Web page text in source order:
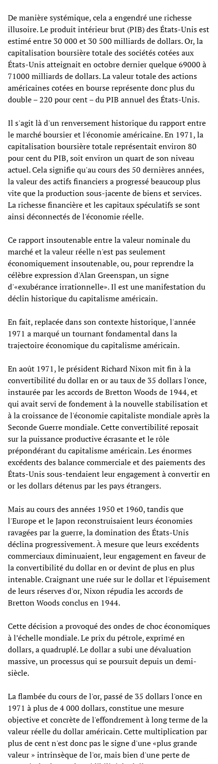
De manière systémique, cela a engendré une richesse
illusoire. Le produit intérieur brut (PIB) des États-Unis est
estimé entre 30 000 et 30 500 milliards de dollars. Or, la
capitalisation boursière totale des sociétés cotées aux
États-Unis atteignait en octobre dernier quelque 69000 à
71000 milliards de dollars. La valeur totale des actions
américaines cotées en bourse représente donc plus du
double – 220 pour cent – du PIB annuel des États-Unis.
Il s'agit là d'un renversement historique du rapport entre
le marché boursier et l'économie américaine. En 1971, la
capitalisation boursière totale représentait environ 80
pour cent du PIB, soit environ un quart de son niveau
actuel. Cela signifie qu'au cours des 50 dernières années,
la valeur des actifs financiers a progressé beaucoup plus
vite que la production sous-jacente de biens et services.
La richesse financière et les capitaux spéculatifs se sont
ainsi déconnectés de l'économie réelle.
Ce rapport insoutenable entre la valeur nominale du
marché et la valeur réelle n'est pas seulement
économiquement insoutenable, ou, pour reprendre la
célèbre expression d'Alan Greenspan, un signe
d'«exubérance irrationnelle». Il est une manifestation du
déclin historique du capitalisme américain.
En fait, replacée dans son contexte historique, l'année
1971 a marqué un tournant fondamental dans la
trajectoire économique du capitalisme américain.
En août 1971, le président Richard Nixon mit fin à la
convertibilité du dollar en or au taux de 35 dollars l'once,
instaurée par les accords de Bretton Woods de 1944, et
qui avait servi de fondement à la nouvelle stabilisation et
à la croissance de l'économie capitaliste mondiale après la
Seconde Guerre mondiale. Cette convertibilité reposait
sur la puissance productive écrasante et le rôle
prépondérant du capitalisme américain. Les énormes
excédents des balance commerciale et des paiements des
États-Unis sous-tendaient leur engagement à convertir en
or les dollars détenus par les pays étrangers.
Mais au cours des années 1950 et 1960, tandis que
l'Europe et le Japon reconstruisaient leurs économies
ravagées par la guerre, la domination des États-Unis
déclina progressivement. À mesure que leurs excédents
commerciaux diminuaient, leur engagement en faveur de
la convertibilité du dollar en or devint de plus en plus
intenable. Craignant une ruée sur le dollar et l'épuisement
de leurs réserves d'or, Nixon répudia les accords de
Bretton Woods conclus en 1944.
Cette décision a provoqué des ondes de choc économiques
à l’échelle mondiale. Le prix du pétrole, exprimé en
dollars, a quadruplé. Le dollar a subi une dévaluation
massive, un processus qui se poursuit depuis un demi-
siècle.
La flambée du cours de l'or, passé de 35 dollars l'once en
1971 à plus de 4 000 dollars, constitue une mesure
objective et concrète de l'effondrement à long terme de la
valeur réelle du dollar américain. Cette multiplication par
plus de cent n'est donc pas le signe d'une «plus grande
valeur » intrinsèque de l'or, mais bien d'une perte de